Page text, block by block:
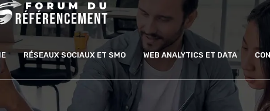
RÉSEAUX SOCIAUX ET SMO WEB ANALYTICS ET DATA